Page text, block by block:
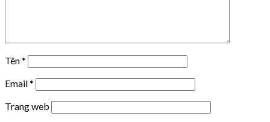
Tên*
Email*
Trang web